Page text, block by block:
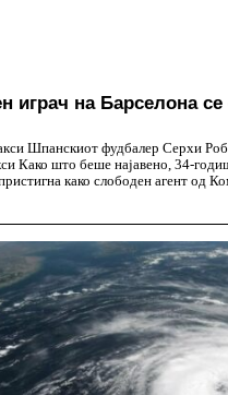
играч на Барселона
Шпанскиот фудбалер Серхи
Како што беше најавено, 34-
како слободен агент од